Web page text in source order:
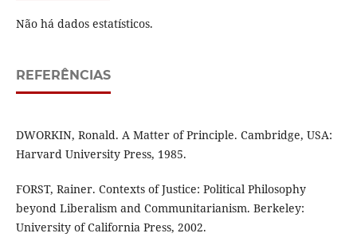
Não há dados estatísticos.
REFERÊNCIAS
DWORKIN, Ronald. A Matter of Principle. Cambridge, USA:
Harvard University Press, 1985.
FORST, Rainer. Contexts of Justice: Political Philosophy
beyond Liberalism and Communitarianism. Berkeley:
University of California Press, 2002.